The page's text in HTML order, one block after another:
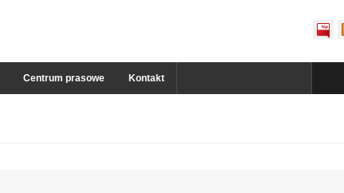
Centrum prasowe Kontakt